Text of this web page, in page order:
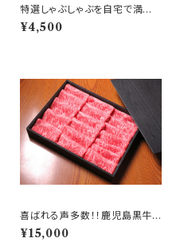
特選しゃぶしゃぶを自宅で満喫！
鹿児島産厳選黒豚しゃぶしゃぶ
セット（2〜3人前）アレも一緒に
¥4,500
喜ばれる声多数！！鹿児島黒牛
ロースしゃぶしゃぶセット
¥15,000